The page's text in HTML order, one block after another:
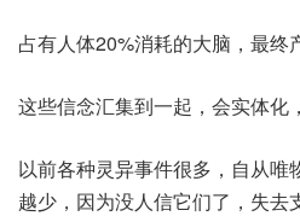
占有人体20%消耗的大脑，最终
这些信念汇集到一起，会实体化
以前各种灵异事件很多，自从唯
越少，因为没人信它们了，失去